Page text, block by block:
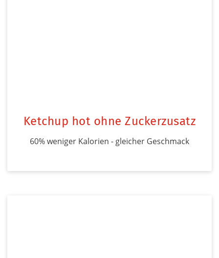
Ketchup hot ohne Zuckerzusatz
60% weniger Kalorien - gleicher Geschmack